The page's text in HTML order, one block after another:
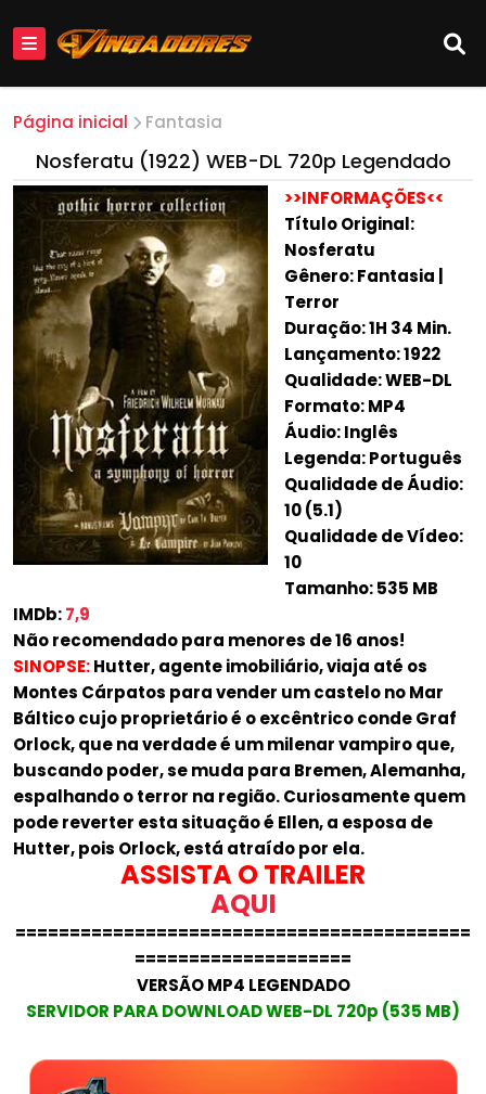
Página inicial Fantasia
Nosferatu (1922) WEB-DL 720p Legendado
>>INFORMAÇÕES<<
Título Original:
Nosferatu
Gênero: Fantasia |
Terror
Duração: 1H 34 Min.
Lançamento: 1922
Qualidade: WEB-DL
Formato: MP4
Áudio: Inglês
Legenda: Português
Qualidade de Áudio:
10 (5.1)
Qualidade de Vídeo:
10
Tamanho: 535 MB
IMDb:7,9
Não recomendado para menores de 16 anos!
SINOPSE:Hutter, agente imobiliário, viaja até os
Montes Cárpatos para vender um castelo no Mar
Báltico cujo proprietário é o excêntrico conde Graf
Orlock, que na verdade é um milenar vampiro que,
buscando poder, se muda para Bremen, Alemanha,
espalhando o terror na região. Curiosamente quem
pode reverter esta situação é Ellen, a esposa de
Hutter, pois Orlock, está atraído por ela.
ASSISTA O TRAILER
AQUI
==========================================
====================
VERSÃO MP4 LEGENDADO
SERVIDOR PARA DOWNLOAD WEB-DL 720p (535 MB)